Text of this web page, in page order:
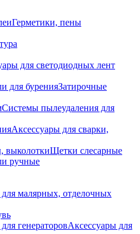
Герметики, пены
для светодиодных лент
для буренияЗатирочные
Системы пылеудаления для
Аксессуары для сварки,
выколоткиЩетки слесарные
ручные
малярных, отделочных
генераторовАксессуары для